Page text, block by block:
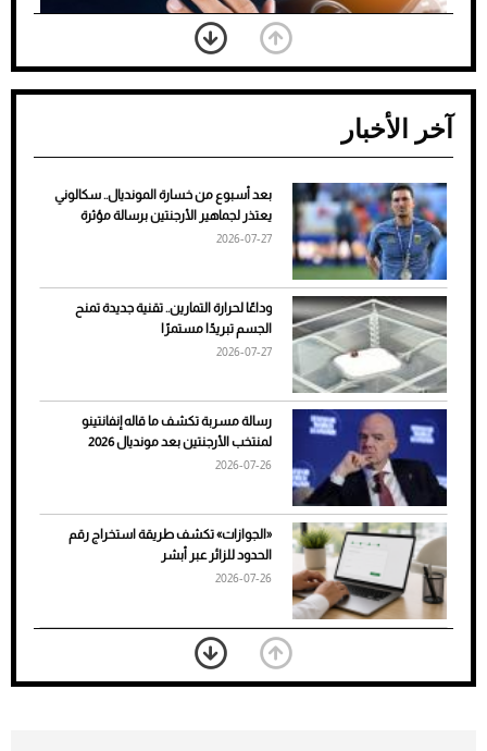
ضعف تبريد مكيف السيارة عند الوقوف.. أشهر
الأسباب والحلول
7 نصائح لاختيار لون البنطلون المناسب للقميص
الأسود
آخر الأخبار
بعد أسبوع من خسارة المونديال.. سكالوني
يعتذر لجماهير الأرجنتين برسالة مؤثرة
2026-07-27
وداعًا لحرارة التمارين.. تقنية جديدة تمنح
الجسم تبريدًا مستمرًا
2026-07-27
رسالة مسربة تكشف ما قاله إنفانتينو
لمنتخب الأرجنتين بعد مونديال 2026
2026-07-26
«الجوازات» تكشف طريقة استخراج رقم
الحدود للزائر عبر أبشر
2026-07-26
بعد 7 أشهر من تعرضه لحادث مروع.. جوشوا
يفوز على برينغا بـ"الضربة القاضية" (فيديو)